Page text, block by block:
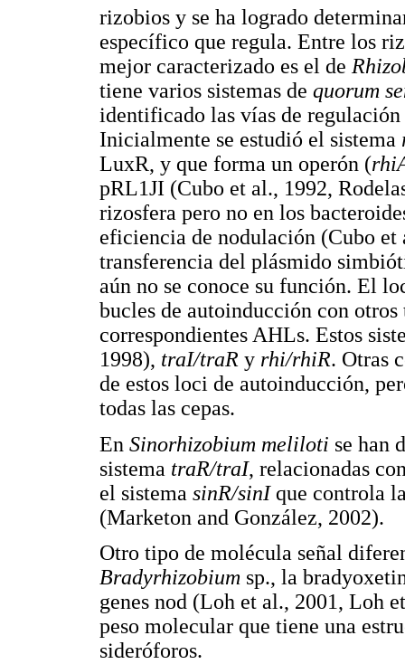
rizobios y se ha logrado
específico que regula. Entre los
mejor caracterizado es el de
tiene varios sistemas de quorum
identificado las vías de
Inicialmente se estudió el sistema
LuxR, y que forma un operón (
pRL1JI (Cubo et al., 1992,
rizosfera pero no en los
eficiencia de nodulación (Cubo et
transferencia del plásmido
aún no se conoce su función. El
bucles de autoinducción con
correspondientes AHLs. Estos
1998), traI/traR y rhi/rhiR. Otras
de estos loci de autoinducción,
todas las cepas.
En Sinorhizobium meliloti se han
sistema traR/traI, relacionadas
el sistema sinR/sinIque controla
(Marketon and González, 2002).
Otro tipo de molécula señal
Bradyrhizobium sp., la
genes nod (Loh et al., 2001, Loh
peso molecular que tiene una
sideróforos.